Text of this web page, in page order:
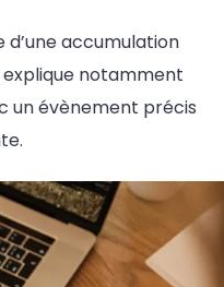
accumulation
explique notamment
un évènement précis